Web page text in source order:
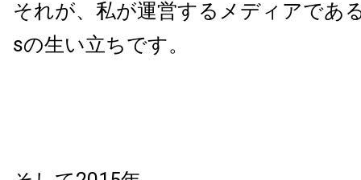
それが、私が運営するメディアであ
sの生い立ちです。